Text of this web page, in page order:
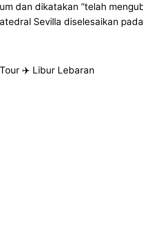
dan dikatakan “telah
Sevilla diselesaikan
✈️ Libur Lebaran